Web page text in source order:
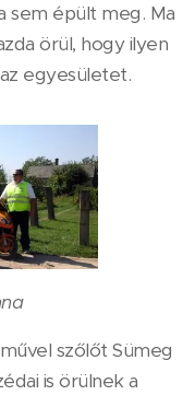
sem épült meg. Ma
örül, hogy ilyen
egyesületet.
szőlőt Sümeg
is örülnek a